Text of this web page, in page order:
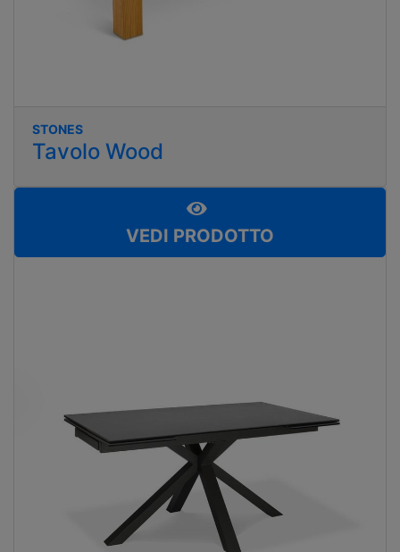
STONES
Tavolo Wood
VEDI PRODOTTO